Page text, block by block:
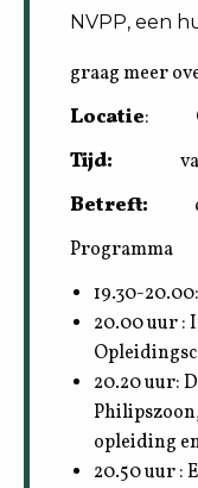
NVPP, een
graag meer
Locatie:
Tijd: van
Betreft: de
Programma
19.30-
20.00 uur :
20.20 uur:
opleiding
20.50 uur :